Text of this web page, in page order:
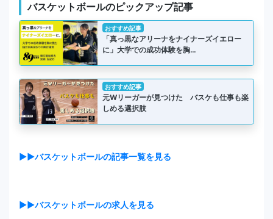
バスケットボールのピックアップ記事
おすすめ記事
「真っ黒なアリーナをナイナーズイエロー
に」大学での成功体験を胸…
おすすめ記事
元Wリーガーが見つけた バスケも仕事も楽
しめる選択肢
▶▶バスケットボールの記事一覧を見る
▶▶バスケットボールの求人を見る